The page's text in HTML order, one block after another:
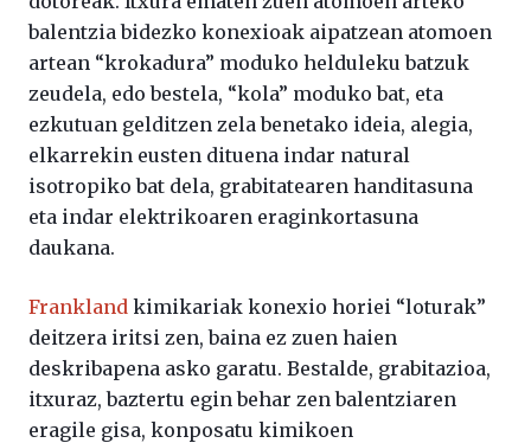
balentzia bidezko konexioak aipatzean atomoen
artean “krokadura” moduko helduleku batzuk
zeudela, edo bestela, “kola” moduko bat, eta
ezkutuan gelditzen zela benetako ideia, alegia,
elkarrekin eusten dituena indar natural
isotropiko bat dela, grabitatearen handitasuna
eta indar elektrikoaren eraginkortasuna
daukana.
Frankland kimikariak konexio horiei “loturak”
deitzera iritsi zen, baina ez zuen haien
deskribapena asko garatu. Bestalde, grabitazioa,
itxuraz, baztertu egin behar zen balentziaren
eragile gisa, konposatu kimikoen